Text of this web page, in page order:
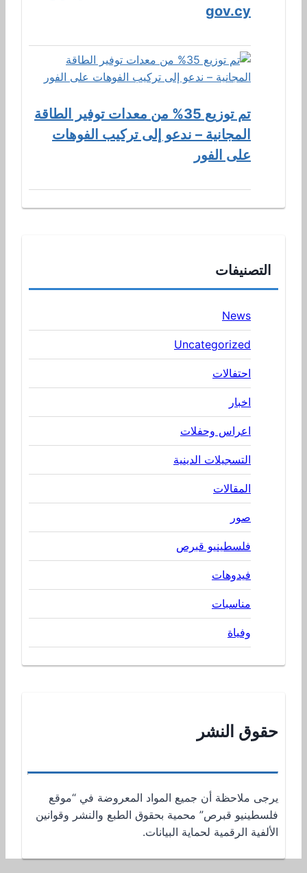
gov.cy
تم توزيع 35% من معدات توفير الطاقة
المجانية – ندعو إلى تركيب الفوهات
على الفور
التصنيفات
News
Uncategorized
احتفالات
اخبار
اعراس وحفلات
التسجيلات الدينية
المقالات
صور
فلسطينيو قبرص
فيدوهات
مناسبات
وفياة
حقوق النشر
يرجى ملاحظة أن جميع المواد المعروضة في “موقع
فلسطينيو قبرص” محمية بحقوق الطبع والنشر وقوانين
الألفية الرقمية لحماية البيانات.